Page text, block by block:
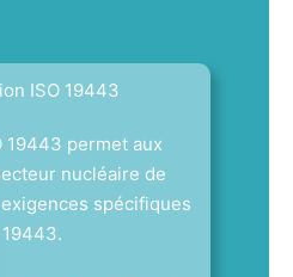
ISO 19443
19443 permet aux
nucléaire de
spécifiques